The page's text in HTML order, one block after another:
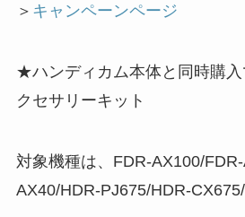
＞ キャンペーンページ
★ハンディカム本体と同時購
クセサリーキット
対象機種は、FDR-AX100/
AX40/HDR-PJ675/HDR-CX675/